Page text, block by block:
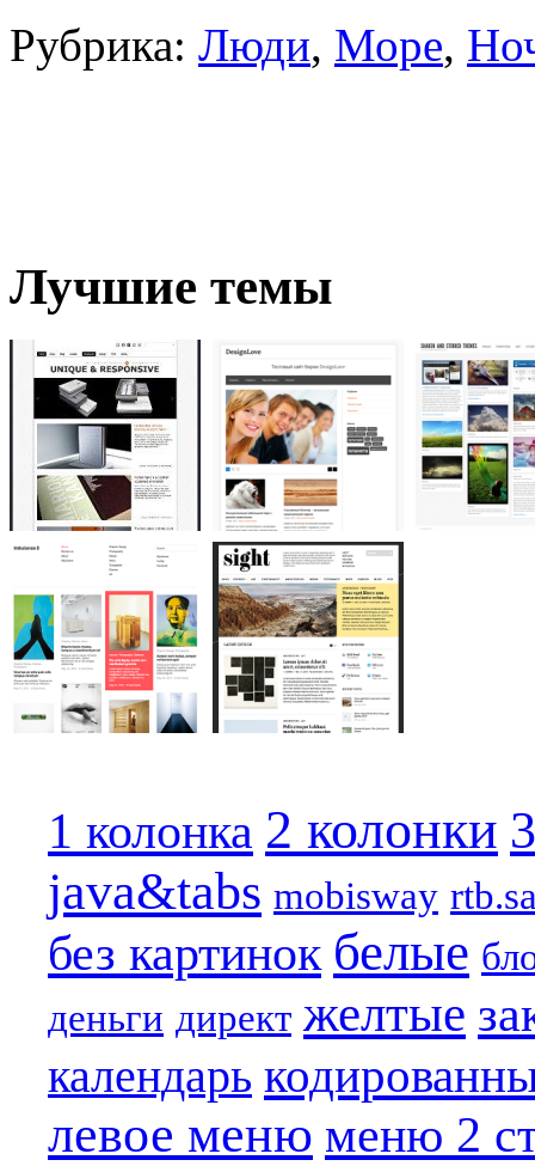
Рубрика: Люди, Море,
Лучшие темы
1 колонка 2 колонки
java&tabs mobisway
без картинок белые
деньги директ желтые
календарь
левое меню меню 2